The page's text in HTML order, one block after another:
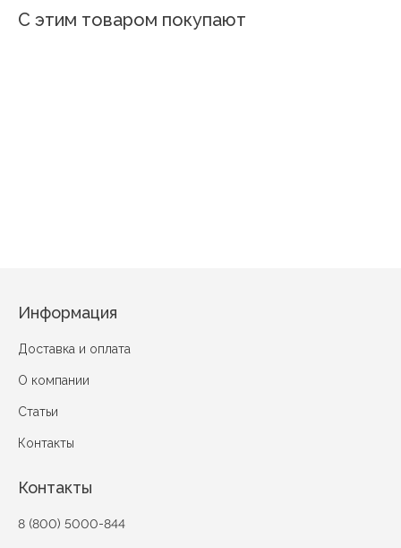
С этим товаром покупают
Информация
Доставка и оплата
О компании
Статьи
Контакты
Контакты
8 (800) 5000-844